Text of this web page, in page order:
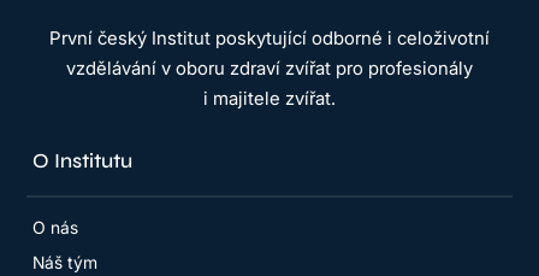
První český Institut poskytující odborné i celoživotní
vzdělávání v oboru zdraví zvířat pro profesionály
i majitele zvířat.
O Institutu
O nás
Náš tým